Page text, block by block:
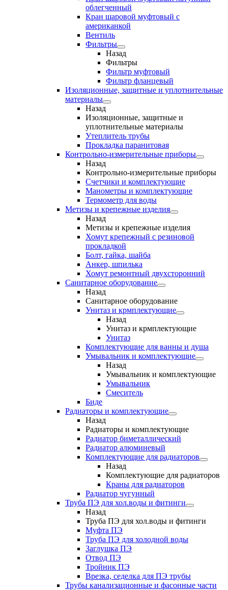
облегченный
Кран шаровой муфтовый с
американкой
Вентиль
Фильтры
Назад
Фильтры
Фильтр муфтовый
Фильтр фланцевый
Изоляционные, защитные и уплотнительные
материалы
Назад
Изоляционные, защитные и
уплотнительные материалы
Утеплитель трубы
Прокладка паранитовая
Контрольно-измерительные приборы
Назад
Контрольно-измерительные приборы
Счетчики и комплектующие
Манометры и комплектующие
Термометр для воды
Метизы и крепежные изделия
Назад
Метизы и крепежные изделия
Хомут крепежный с резиновой
прокладкой
Болт, гайка, шайба
Анкер, шпилька
Хомут ремонтный двухсторонний
Санитарное оборудование
Назад
Санитарное оборудование
Унитаз и крмплектующие
Назад
Унитаз и крмплектующие
Унитаз
Комплектующие для ванны и душа
Умывальник и комплектующие
Назад
Умывальник и комплектующие
Умывальник
Смеситель
Биде
Радиаторы и комплектующие
Назад
Радиаторы и комплектующие
Радиатор биметаллический
Радиатор алюминевый
Комплектующие для радиаторов
Назад
Комплектующие для радиаторов
Краны для радиаторов
Радиатор чугунный
Труба ПЭ для хол.воды и фитинги
Назад
Труба ПЭ для хол.воды и фитинги
Муфта ПЭ
Труба ПЭ для холодной воды
Заглушка ПЭ
Отвод ПЭ
Тройник ПЭ
Врезка, седелка для ПЭ трубы
Трубы канализационные и фасонные части